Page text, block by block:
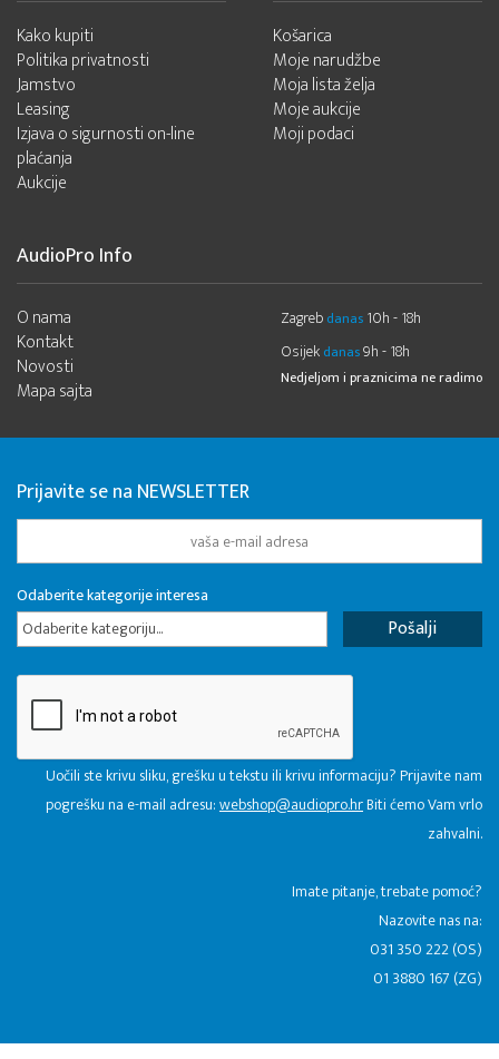
Kako kupiti
Politika privatnosti
Jamstvo
Leasing
Izjava o sigurnosti on-line
plaćanja
Aukcije
Košarica
Moje narudžbe
Moja lista želja
Moje aukcije
Moji podaci
AudioPro Info
O nama
Kontakt
Novosti
Mapa sajta
Zagreb danas 10h - 18h
Osijek danas9h - 18h
Nedjeljom i praznicima ne radimo
Prijavite se na NEWSLETTER
Odaberite kategorije interesa
Odaberite kategoriju...
Uočili ste krivu sliku, grešku u tekstu ili krivu informaciju? Prijavite nam
pogrešku na e-mail adresu:webshop@audiopro.hrBiti ćemo Vam vrlo
zahvalni.
​Imate pitanje, trebate pomoć?
Nazovite nas na:
031 350 222 (OS)
01 3880 167 (ZG)